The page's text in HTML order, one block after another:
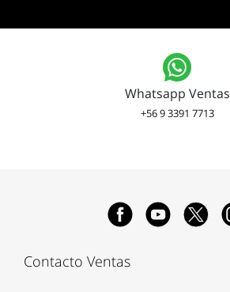
Whatsapp Ventas
+56 9 3391 7713
Contacto Ventas